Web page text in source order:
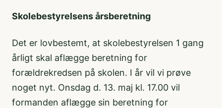
Skolebestyrelsens årsberetning
Det er lovbestemt, at skolebestyrelsen 1 gang
årligt skal aflægge beretning for
forældrekredsen på skolen. I år vil vi prøve
noget nyt. Onsdag d. 13. maj kl. 17.00 vil
formanden aflægge sin beretning for